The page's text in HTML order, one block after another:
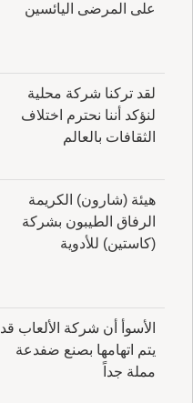
على المرضى اليائسين
لقد تركنا شركة محلية
لنؤكد أننا نحترم اختلاف
الثقافات بالعالم
هيئة (شارون) الكريمة
الرفاق الطيبون بشركة
(كاستين) للأدوية
الأسوأ أن شركة الألعاب قد
يتم اتهامها بصنع ضفدعة
مملة جداً